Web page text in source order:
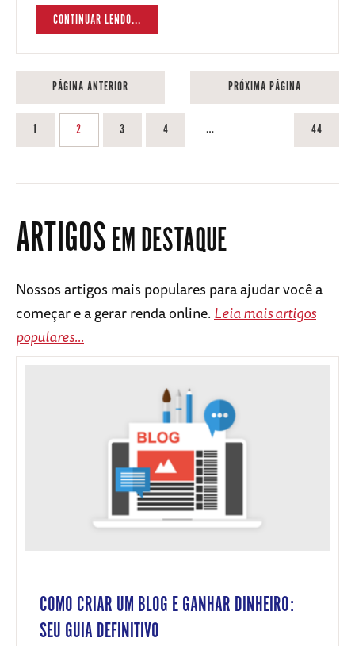
CONTINUAR LENDO...
PÁGINA ANTERIOR
1 2 3 4 … 44
PRÓXIMA PÁGINA
ARTIGOSEM DESTAQUE
Nossos artigos mais populares para ajudar você a
começar e a gerar renda online. Leia mais artigos
populares...
COMO CRIAR UM BLOG E GANHAR DINHEIRO:
SEU GUIA DEFINITIVO